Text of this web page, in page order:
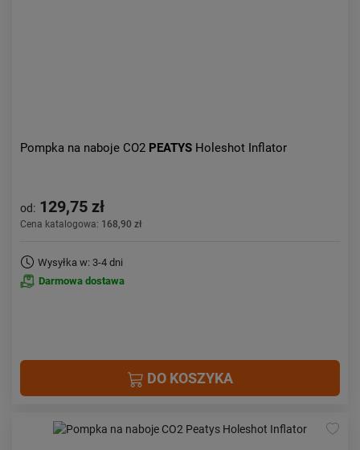
Pompka na naboje CO2 PEATYS Holeshot Inflator
od: 129,75 zł
Cena katalogowa: 168,90 zł
Wysyłka w: 3-4 dni
Darmowa dostawa
DO KOSZYKA